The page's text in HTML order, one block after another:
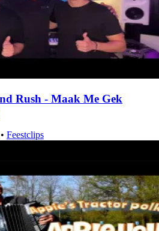
Rush - Maak Me Gek
• Feestclips